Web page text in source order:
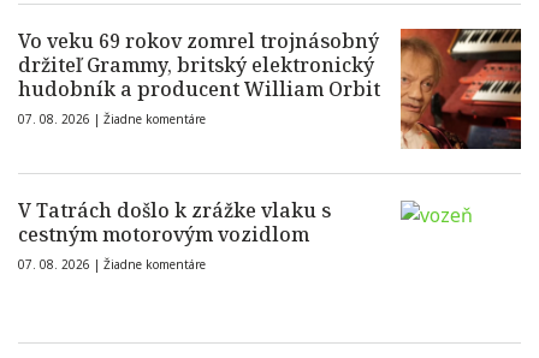
Vo veku 69 rokov zomrel trojnásobný
držiteľ Grammy, britský elektronický
hudobník a producent William Orbit
07. 08. 2026 | Žiadne komentáre
V Tatrách došlo k zrážke vlaku s
cestným motorovým vozidlom
07. 08. 2026 | Žiadne komentáre